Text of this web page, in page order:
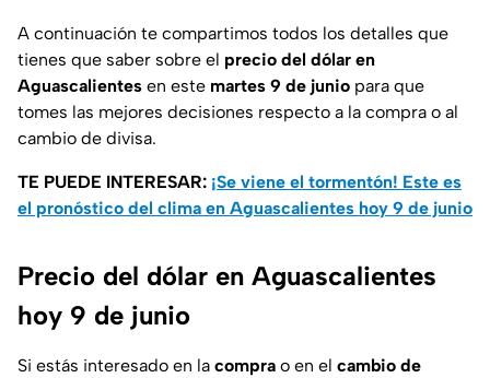
A continuación te compartimos todos los detalles que
tienes que saber sobre el precio del dólar en
Aguascalientes en este martes 9 de junio para que
tomes las mejores decisiones respecto a la compra o al
cambio de divisa.
TE PUEDE INTERESAR: ¡Se viene el tormentón! Este es
el pronóstico del clima en Aguascalientes hoy 9 de junio
Precio del dólar en Aguascalientes
hoy 9 de junio
Si estás interesado en la compra o en el cambio de